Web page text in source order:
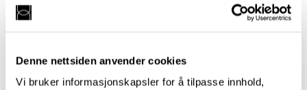
Denne nettsiden anvender cookies
Vi bruker informasjonskapsler for å tilpasse innhold,
teaterinstitutioner som regelbundet måste
försvara sin finansiering i statliga och